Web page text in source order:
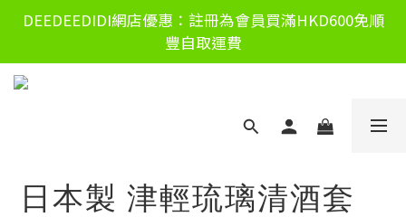
DEEDEEDIDI網店優惠：註冊為會員買滿HKD600免順
豐自取運費
日本製 津輕琉璃清酒套